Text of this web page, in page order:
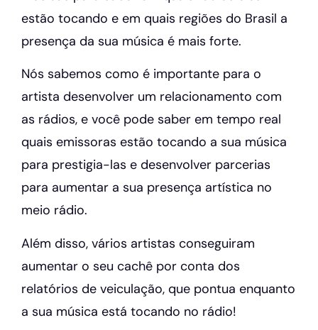
estão tocando e em quais regiões do Brasil a
presença da sua música é mais forte.
Nós sabemos como é importante para o
artista desenvolver um relacionamento com
as rádios, e você pode saber em tempo real
quais emissoras estão tocando a sua música
para prestigia-las e desenvolver parcerias
para aumentar a sua presença artística no
meio rádio.
Além disso, vários artistas conseguiram
aumentar o seu cachê por conta dos
relatórios de veiculação, que pontua enquanto
a sua música está tocando no rádio!